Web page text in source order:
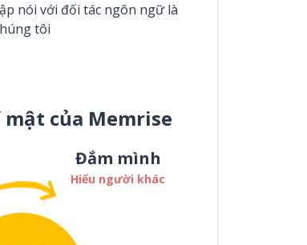
nói với đối tác ngôn ngữ là
tôi
của Memrise
Đắm mình
Hiểu người khác